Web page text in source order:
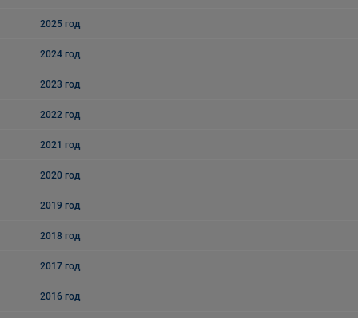
2025 год
2024 год
2023 год
2022 год
2021 год
2020 год
2019 год
2018 год
2017 год
2016 год